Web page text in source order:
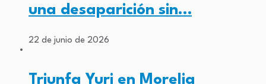
una desaparición sin…
22 de junio de 2026
Triunfa Yuri en Morelia